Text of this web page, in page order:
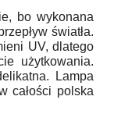
bo wykonana
światła.
UV, dlatego
użytkowania.
Lampa
całości polska